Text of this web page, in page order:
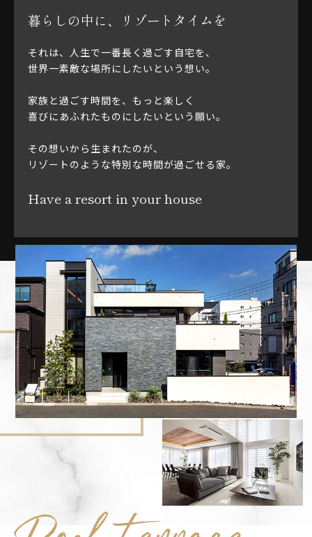
暮らしの中に、リゾートタイムを
それは、人生で一番⻑く過ごす自宅を、
世界一素敵な場所にしたいという想い。
家族と過ごす時間を、もっと楽しく
喜びにあふれたものにしたいという願い。
その想いから生まれたのが、
リゾートのような特別な時間が過ごせる家。
Have a resort in your house